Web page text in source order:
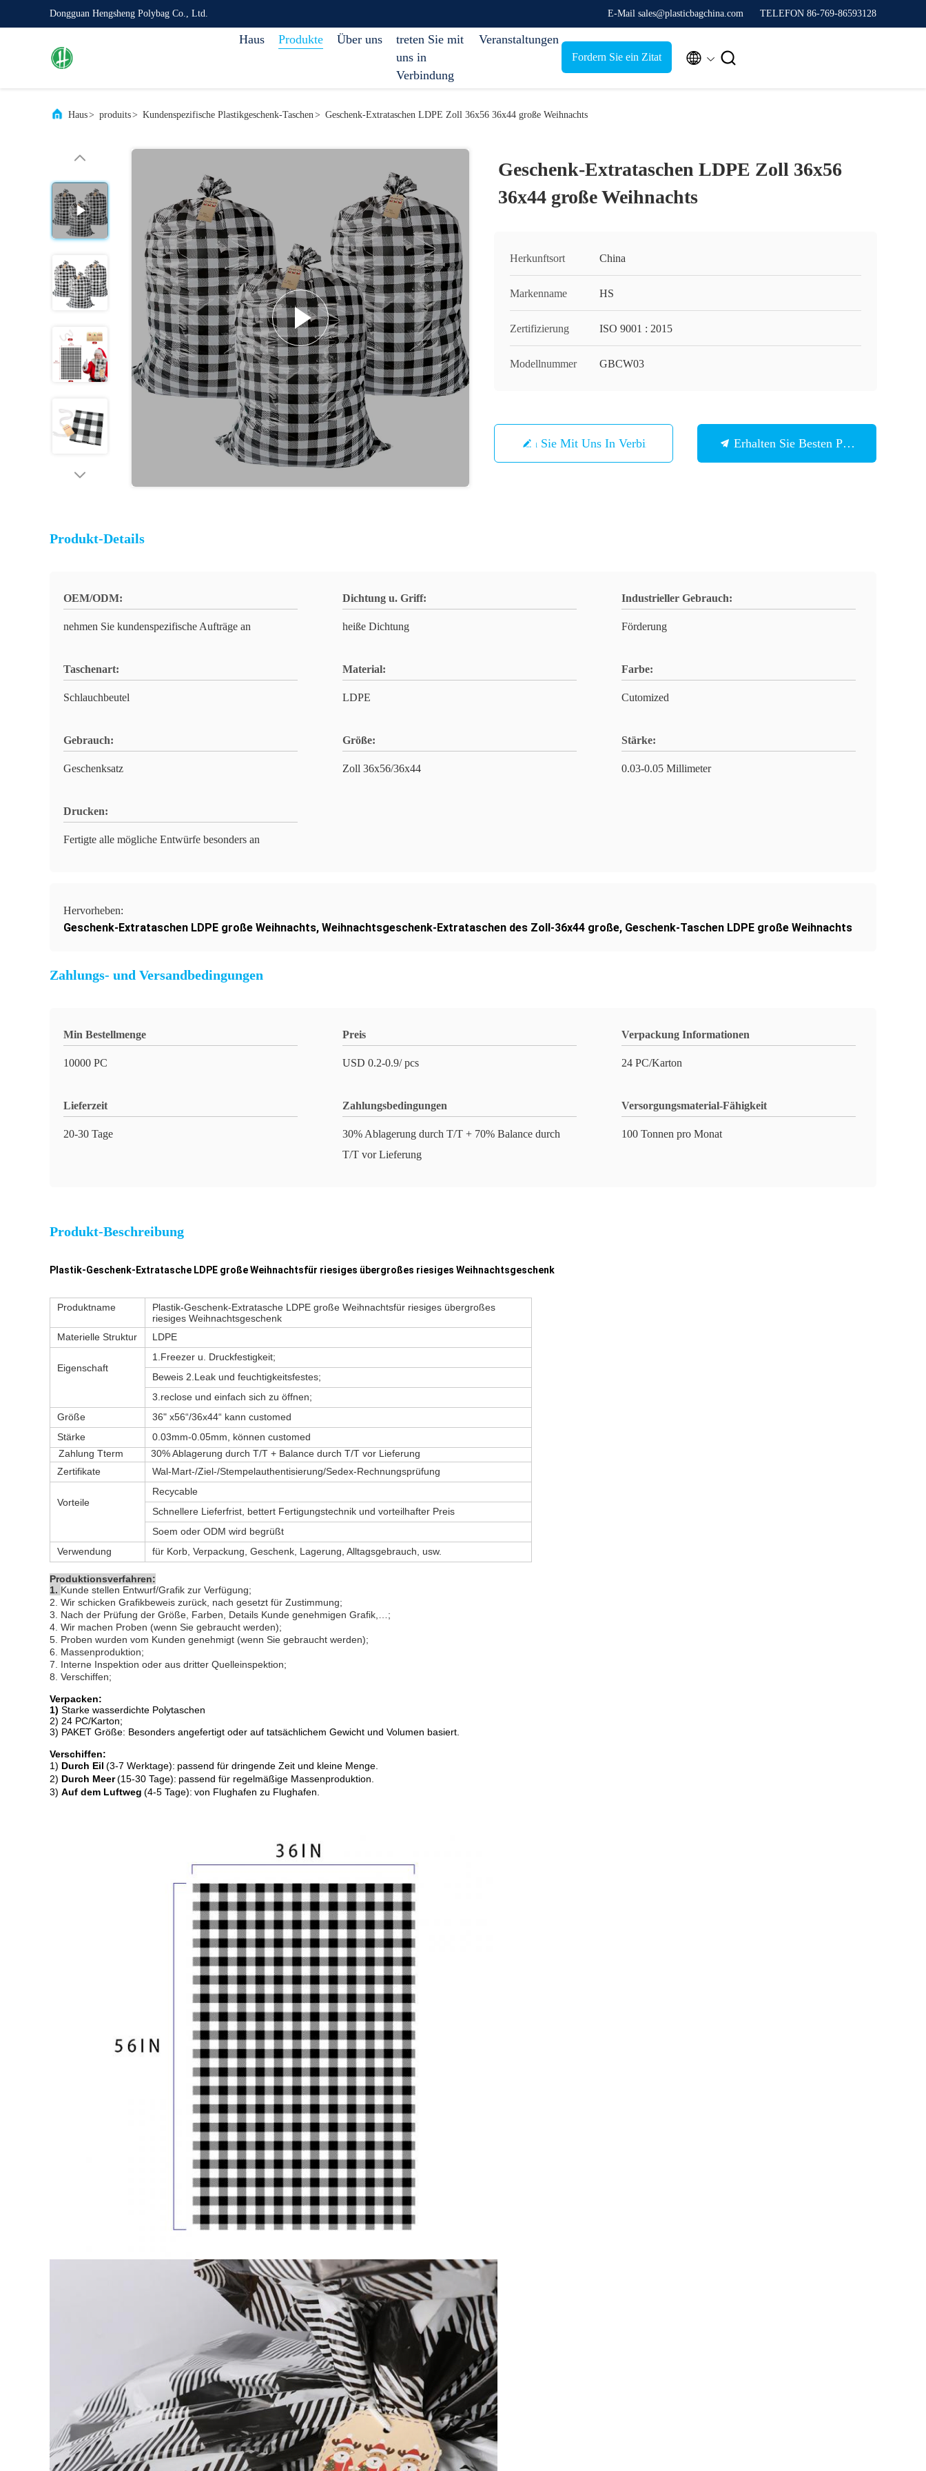
Dongguan Hengsheng Polybag Co., Ltd. E-Mail sales@plasticbagchina.com TELEFON 86-769-86593128
Haus Produkte Über uns
treten Sie mit
uns in
Verbindung
Veranstaltungen
Fordern Sie ein Zitat  
Haus> produits> Kundenspezifische Plastikgeschenk-Taschen> Geschenk-Extrataschen LDPE Zoll 36x56 36x44 große Weihnachts
Geschenk-Extrataschen LDPE Zoll 36x56
36x44 große Weihnachts
Herkunftsort China
Markenname HS
Zertifizierung ISO 9001 : 2015
Modellnummer GBCW03
Treten Sie Mit Uns In Verbindung Erhalten Sie Besten Preis
Produkt-Details
OEM/ODM:
nehmen Sie kundenspezifische Aufträge an
Dichtung u. Griff:
heiße Dichtung
Industrieller Gebrauch:
Förderung
Taschenart:
Schlauchbeutel
Material:
LDPE
Farbe:
Cutomized
Gebrauch:
Geschenksatz
Größe:
Zoll 36x56/36x44
Stärke:
0.03-0.05 Millimeter
Drucken:
Fertigte alle mögliche Entwürfe besonders an
Hervorheben:
Geschenk-Extrataschen LDPE große Weihnachts, Weihnachtsgeschenk-Extrataschen des Zoll-36x44 große, Geschenk-Taschen LDPE große Weihnachts
Zahlungs- und Versandbedingungen
Min Bestellmenge
10000 PC
Preis
USD 0.2-0.9/ pcs
Verpackung Informationen
24 PC/Karton
Lieferzeit
20-30 Tage
Zahlungsbedingungen
30% Ablagerung durch T/T + 70% Balance durch
T/T vor Lieferung
Versorgungsmaterial-Fähigkeit
100 Tonnen pro Monat
Produkt-Beschreibung
Plastik-Geschenk-Extratasche LDPE große Weihnachtsfür riesiges übergroßes riesiges Weihnachtsgeschenk
Produktname
Plastik-Geschenk-Extratasche LDPE große Weihnachtsfür riesiges übergroßes
riesiges Weihnachtsgeschenk
Materielle Struktur
LDPE
Eigenschaft
1.Freezer u. Druckfestigkeit;
Beweis 2.Leak und feuchtigkeitsfestes;
3.reclose und einfach sich zu öffnen;
Größe
36" x56“/36x44“ kann customed
Stärke
0.03mm-0.05mm, können customed
Zahlung Tterm
30% Ablagerung durch T/T + Balance durch T/T vor Lieferung
Zertifikate
Wal-Mart-/Ziel-/Stempelauthentisierung/Sedex-Rechnungsprüfung
Vorteile
Recycable
Schnellere Lieferfrist, bettert Fertigungstechnik und vorteilhafter Preis
Soem oder ODM wird begrüßt
Verwendung
für Korb, Verpackung, Geschenk, Lagerung, Alltagsgebrauch, usw.
Produktionsverfahren:
1. Kunde stellen Entwurf/Grafik zur Verfügung;
2. Wir schicken Grafikbeweis zurück, nach gesetzt für Zustimmung;
3. Nach der Prüfung der Größe, Farben, Details Kunde genehmigen Grafik,…;
4. Wir machen Proben (wenn Sie gebraucht werden);
5. Proben wurden vom Kunden genehmigt (wenn Sie gebraucht werden);
6. Massenproduktion;
7. Interne Inspektion oder aus dritter Quelleinspektion;
8. Verschiffen;
Verpacken:
1) Starke wasserdichte Polytaschen
2) 24 PC/Karton;
3) PAKET Größe: Besonders angefertigt oder auf tatsächlichem Gewicht und Volumen basiert.
Verschiffen:
1) Durch Eil (3-7 Werktage): passend für dringende Zeit und kleine Menge.
2) Durch Meer(15-30 Tage): passend für regelmäßige Massenproduktion.
3) Auf dem Luftweg (4-5 Tage): von Flughafen zu Flughafen.